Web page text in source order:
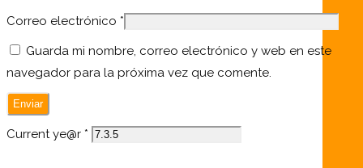
Correo electrónico *
Guarda mi nombre, correo electrónico y web en este
navegador para la próxima vez que comente.
Current ye@r *